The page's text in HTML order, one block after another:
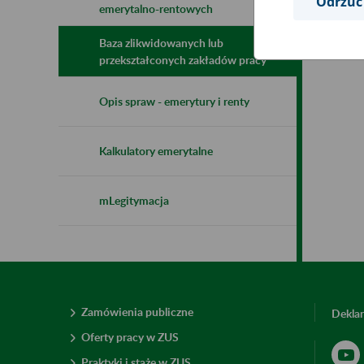
emerytalno-rentowych
Baza zlikwidowanych lub
przekształconych zakładów pracy
Opis spraw - emerytury i renty
Kalkulatory emerytalne
mLegitymacja
Zamówienia publiczne
Oferty pracy w ZUS